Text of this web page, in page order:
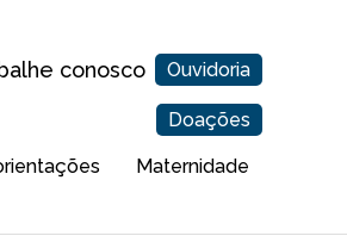
conosco Ouvidoria
Doações
Maternidade